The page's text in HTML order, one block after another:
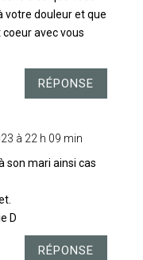
votre douleur et que
avec vous
RÉPONSE
à 22 h 09 min
son mari ainsi cas
D
RÉPONSE